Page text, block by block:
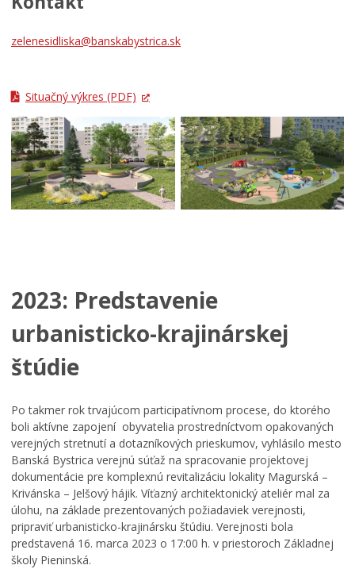
zelenesidliska@banskabystrica.sk
Situačný výkres (PDF)
2023: Predstavenie
urbanisticko-krajinárskej
štúdie
Po takmer rok trvajúcom participatívnom procese, do ktorého
boli aktívne zapojení obyvatelia prostredníctvom opakovaných
verejných stretnutí a dotazníkových prieskumov, vyhlásilo mesto
Banská Bystrica verejnú súťaž na spracovanie projektovej
dokumentácie pre komplexnú revitalizáciu lokality Magurská –
Krivánska – Jelšový hájik. Víťazný architektonický ateliér mal za
úlohu, na základe prezentovaných požiadaviek verejnosti,
pripraviť urbanisticko-krajinársku štúdiu. Verejnosti bola
predstavená 16. marca 2023 o 17:00 h. v priestoroch Základnej
školy Pieninská.